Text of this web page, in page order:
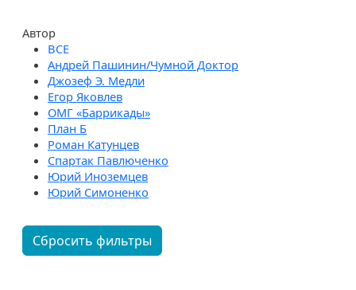
Автор
Андрей Пашинин/Чумной Доктор
Джозеф Э. Медли
Егор Яковлев
ОМГ «Баррикады»
План Б
Роман Катунцев
Спартак Павлюченко
Юрий Иноземцев
Юрий Симоненко
Сбросить фильтры